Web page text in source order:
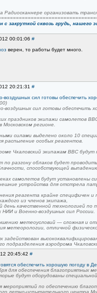
Радиосканнере организовать
с закруткой сквозь грудь, нашего
00:01:06 #
верен, то работы будет много.
20:21:31 #
воздушных сил готовы обеспечить
воздушных сил готовы обеспечить
праздников экипажи самолетов
Московском регионе.
силами выделено около 10
распыление особых реагентов.
Чкаловский экипажам ВВС
по разгону облаков будет
способствующей
самолетов будут установлены
устройства для отстрела
реагента крайне специфичен
из членов экипажа,
день качественной технологией
НИИ и Военно-воздушных сил России.
метеоусловий — сложная и
метеорологии, отличной
задействован
подразделения аэродрома
20:45:42 #
обеспечить хорошую погоду в
для обеспечения благоприятных
будут оборудованы
мероприятий по обеспечению
летно-испытательного центра